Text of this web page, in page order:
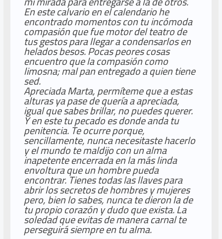
En este calvario en el calendario he
encontrado momentos con tu incómoda
compasión que fue motor del teatro de
tus gestos para llegar a condensarlos en
helados besos. Pocas peores cosas
encuentro que la compasión como
limosna; mal pan entregado a quien tiene
sed.
Apreciada Marta, permíteme que a estas
alturas ya pase de quería a apreciada,
igual que sabes brillar, no puedes querer.
Y en este tu pecado es donde anda tu
penitencia. Te ocurre porque,
sencillamente, nunca necesitaste hacerlo
y el mundo te maldijo con un alma
inapetente encerrada en la más linda
envoltura que un hombre pueda
encontrar. Tienes todas las llaves para
abrir los secretos de hombres y mujeres
pero, bien lo sabes, nunca te dieron la de
tu propio corazón y dudo que exista. La
soledad que evitas de manera carnal te
perseguirá siempre en tu alma.